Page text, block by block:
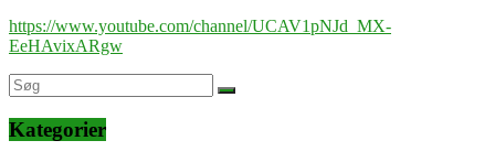
https://www.youtube.com/channel/UCAV1pNJd_MX-
EeHAvixARgw
Kategorier